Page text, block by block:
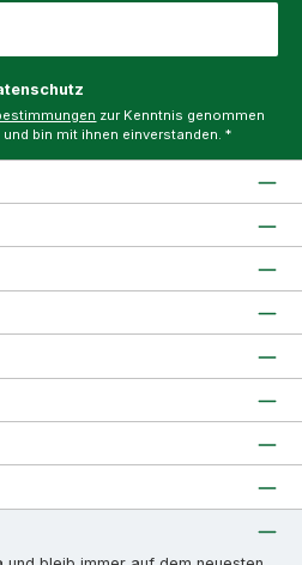
zur Kenntnis genommen
und bin mit ihnen einverstanden. *